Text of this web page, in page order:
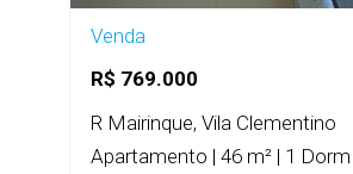
Venda
R$ 769.000
R Mairinque, Vila Clementino
Apartamento | 46 m² | 1 Dorm